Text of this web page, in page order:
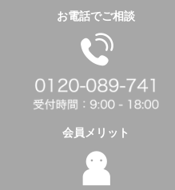
お電話でご相談
会員メリット